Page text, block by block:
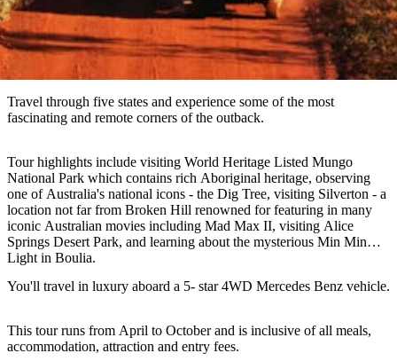
和
户
外
按
地
区
探
索
精
选
榜
单
规
划
您
的
行
用
信
息
规
划
工
具
索:
Travel through five states and experience some of the most
fascinating and remote corners of the outback.
Tour highlights include visiting World Heritage Listed Mungo
National Park which contains rich Aboriginal heritage, observing
one of Australia's national icons - the Dig Tree, visiting Silverton - a
location not far from Broken Hill renowned for featuring in many
iconic Australian movies including Mad Max II, visiting Alice
Springs Desert Park, and learning about the mysterious Min Min
Light in Boulia.
You'll travel in luxury aboard a 5- star 4WD Mercedes Benz vehicle.
This tour runs from April to October and is inclusive of all meals,
accommodation, attraction and entry fees.